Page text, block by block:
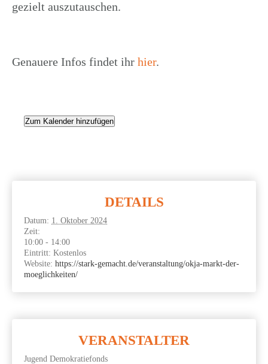
gezielt auszutauschen.
Genauere Infos findet ihr hier.
Zum Kalender hinzufügen
DETAILS
Datum: 1. Oktober 2024
Zeit:
10:00 - 14:00
Eintritt: Kostenlos
Website: https://stark-gemacht.de/veranstaltung/okja-markt-der-
moeglichkeiten/
VERANSTALTER
Jugend Demo­kra­tie­fonds